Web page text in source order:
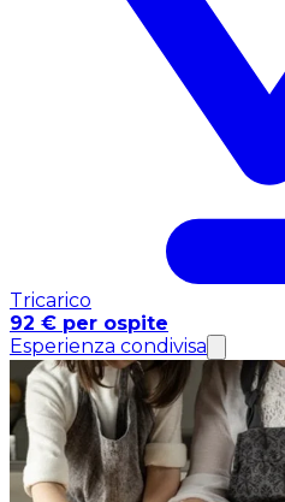
Tricarico
92 € per ospite
Esperienza condivisa